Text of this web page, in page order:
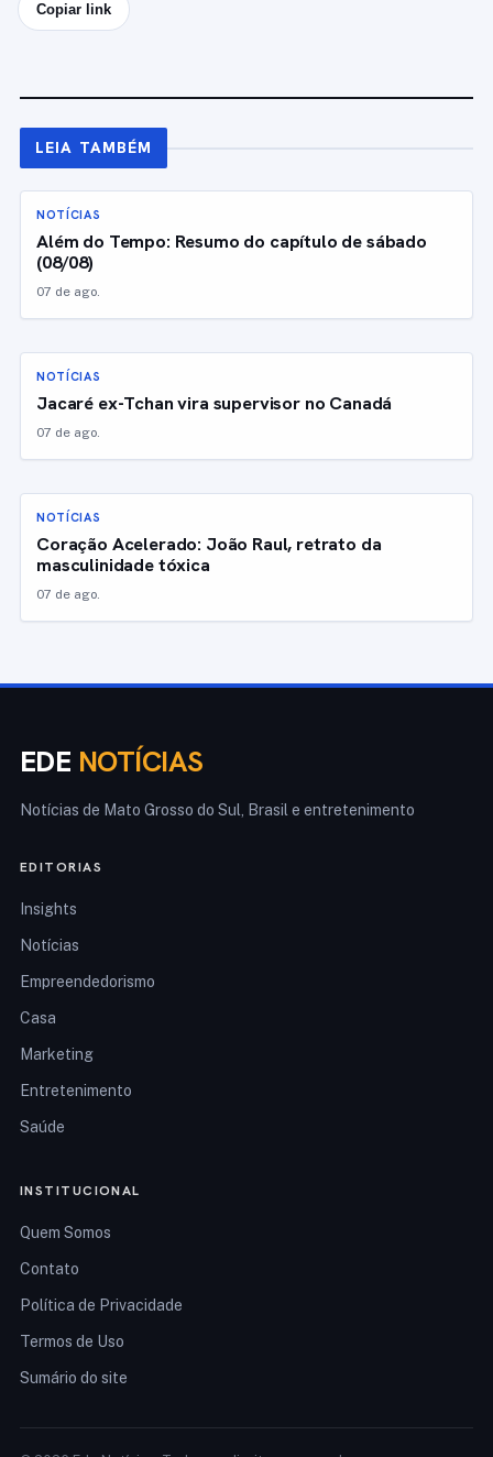
Copiar link
LEIA TAMBÉM
NOTÍCIAS
Além do Tempo: Resumo do capítulo de sábado
(08/08)
07 de ago.
NOTÍCIAS
Jacaré ex-Tchan vira supervisor no Canadá
07 de ago.
NOTÍCIAS
Coração Acelerado: João Raul, retrato da
masculinidade tóxica
07 de ago.
EDE NOTÍCIAS
Notícias de Mato Grosso do Sul, Brasil e entretenimento
EDITORIAS
Insights
Notícias
Empreendedorismo
Casa
Marketing
Entretenimento
Saúde
INSTITUCIONAL
Quem Somos
Contato
Política de Privacidade
Termos de Uso
Sumário do site